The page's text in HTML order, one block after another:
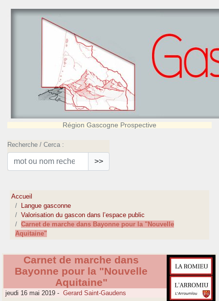
Région Gascogne Prospective
Recherche / Cerca :
>>
Accueil
Langue gasconne
Valorisation du gascon dans l’espace public
Carnet de marche dans Bayonne pour la "Nouvelle
Aquitaine"
Carnet de marche dans
Bayonne pour la "Nouvelle
Aquitaine"
jeudi 16 mai 2019 - Gerard Saint-Gaudens